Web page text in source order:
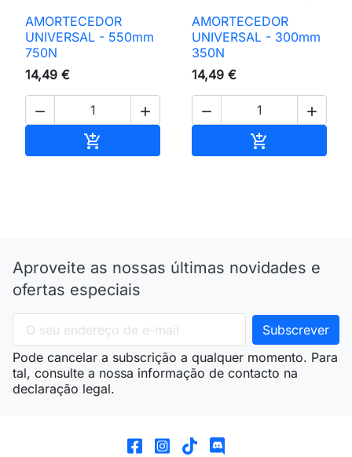
AMORTECEDOR
UNIVERSAL - 550mm
750N
14,49 €
 

AMORTECEDOR
UNIVERSAL - 300mm
350N
14,49 €
 

Aproveite as nossas últimas novidades e
ofertas especiais
Pode cancelar a subscrição a qualquer momento. Para
tal, consulte a nossa informação de contacto na
declaração legal.